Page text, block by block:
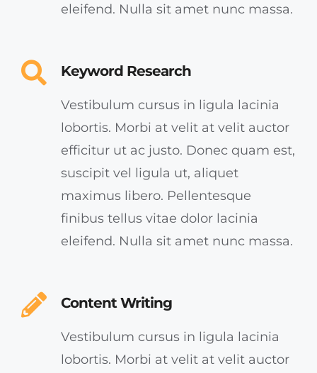
eleifend. Nulla sit amet nunc massa.
Keyword Research
Vestibulum cursus in ligula lacinia
lobortis. Morbi at velit at velit auctor
efficitur ut ac justo. Donec quam est,
suscipit vel ligula ut, aliquet
maximus libero. Pellentesque
finibus tellus vitae dolor lacinia
eleifend. Nulla sit amet nunc massa.
Content Writing
Vestibulum cursus in ligula lacinia
lobortis. Morbi at velit at velit auctor